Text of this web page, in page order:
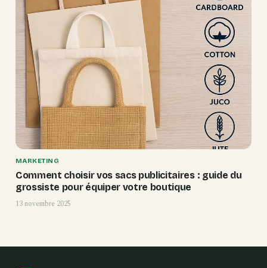
MARKETING
Comment choisir vos sacs publicitaires : guide du
grossiste pour équiper votre boutique
13 novembre 2025